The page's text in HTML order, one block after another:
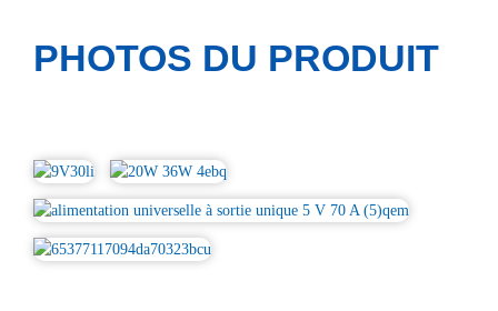
PHOTOS DU PRODUIT